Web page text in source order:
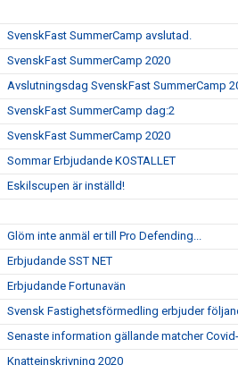
SvenskFast SummerCamp avslutad.
SvenskFast SummerCamp 2020
Avslutningsdag SvenskFast SummerCamp
SvenskFast SummerCamp dag:2
SvenskFast SummerCamp 2020
Sommar Erbjudande KOSTALLET
Eskilscupen är inställd!
Glöm inte anmäl er till Pro Defending...
Erbjudande SST NET
Erbjudande Fortunavän
Svensk Fastighetsförmedling erbjuder
Senaste information gällande matcher
Knatteinskrivning 2020